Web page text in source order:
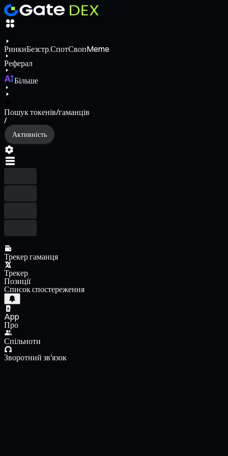
РинкиБезстр.СпотСвопMeme
Реферал
Більше
Пошук токенів/гаманців
/
Активність
Трекер гаманця
Трекер
Позиції
Список спостереження
App
Про
Спільноти
Зворотний зв'язок